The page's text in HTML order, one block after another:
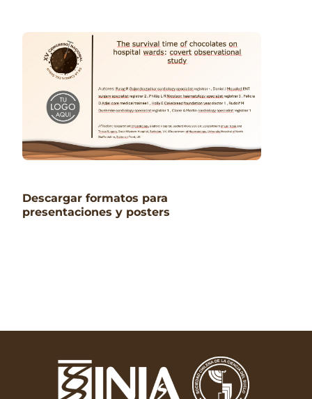
Descargar formatos para
presentaciones y posters